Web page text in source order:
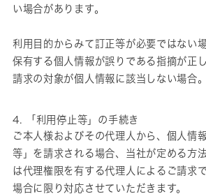
い場合があります。
利用目的からみて訂正等が必要ではない場
保有する個人情報が誤りである指摘が正
請求の対象が個人情報に該当しない場合。
4. 「利用停止等」の手続き
ご本人様およびその代理人から、個人情
等」を請求される場合、当社が定める方
は代理権限を有する代理人によるご請求
場合に限り対応させていただきます。